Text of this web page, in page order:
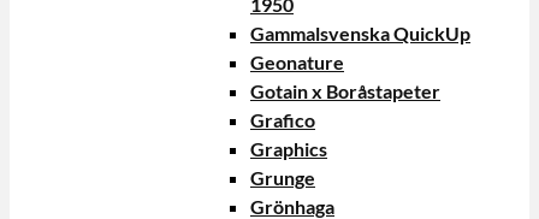
Gammalsvenska QuickUp
Geonature
Gotain x Boråstapeter
Grafico
Graphics
Grunge
Grönhaga